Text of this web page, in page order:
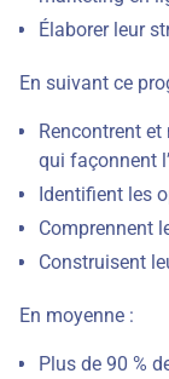
Élaborer leur
En suivant ce
Rencontrent
qui façonnent
Identifient les
Comprennent
Construisent
En moyenne :
Plus de 90 %